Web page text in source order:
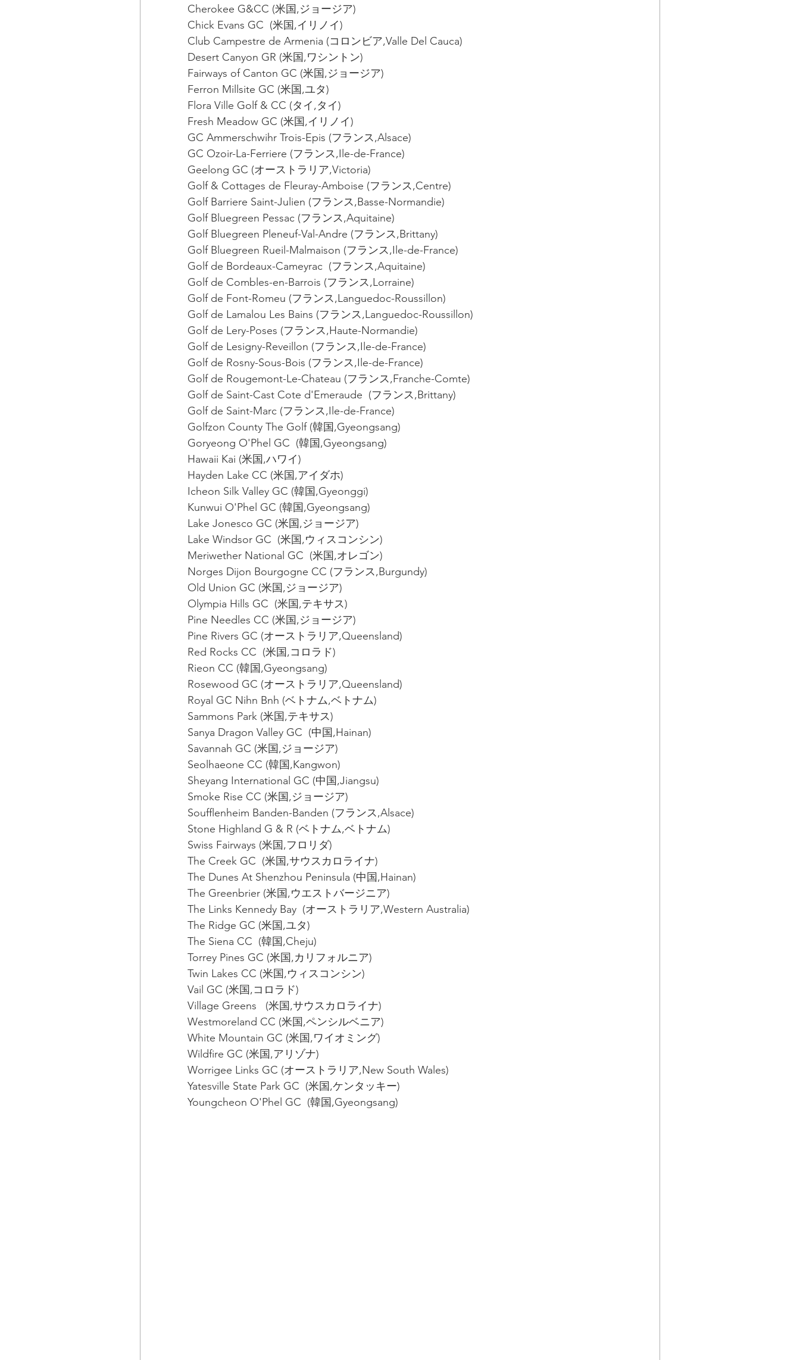
Cherokee G&CC (米国,ジョージア)
Chick Evans GC  (米国,イリノイ)
Club Campestre de Armenia (コロンビア,Valle Del Cauca)
Desert Canyon GR (米国,ワシントン)
Fairways of Canton GC (米国,ジョージア)
Ferron Millsite GC (米国,ユタ)
Flora Ville Golf & CC (タイ,タイ)
Fresh Meadow GC (米国,イリノイ)
GC Ammerschwihr Trois-Epis (フランス,Alsace)
GC Ozoir-La-Ferriere (フランス,Ile-de-France)
Geelong GC (オーストラリア,Victoria)
Golf & Cottages de Fleuray-Amboise (フランス,Centre)
Golf Barriere Saint-Julien (フランス,Basse-Normandie)
Golf Bluegreen Pessac (フランス,Aquitaine)
Golf Bluegreen Pleneuf-Val-Andre (フランス,Brittany)
Golf Bluegreen Rueil-Malmaison (フランス,Ile-de-France)
Golf de Bordeaux-Cameyrac  (フランス,Aquitaine)
Golf de Combles-en-Barrois (フランス,Lorraine)
Golf de Font-Romeu (フランス,Languedoc-Roussillon)
Golf de Lamalou Les Bains (フランス,Languedoc-Roussillon)
Golf de Lery-Poses (フランス,Haute-Normandie)
Golf de Lesigny-Reveillon (フランス,Ile-de-France)
Golf de Rosny-Sous-Bois (フランス,Ile-de-France)
Golf de Rougemont-Le-Chateau (フランス,Franche-Comte)
Golf de Saint-Cast Cote d'Emeraude  (フランス,Brittany)
Golf de Saint-Marc (フランス,Ile-de-France)
Golfzon County The Golf (韓国,Gyeongsang)
Goryeong O'Phel GC  (韓国,Gyeongsang)
Hawaii Kai (米国,ハワイ)
Hayden Lake CC (米国,アイダホ)
Icheon Silk Valley GC (韓国,Gyeonggi)
Kunwui O'Phel GC (韓国,Gyeongsang)
Lake Jonesco GC (米国,ジョージア)
Lake Windsor GC  (米国,ウィスコンシン)
Meriwether National GC  (米国,オレゴン)
Norges Dijon Bourgogne CC (フランス,Burgundy)
Old Union GC (米国,ジョージア)
Olympia Hills GC  (米国,テキサス)
Pine Needles CC (米国,ジョージア)
Pine Rivers GC (オーストラリア,Queensland)
Red Rocks CC  (米国,コロラド)
Rieon CC (韓国,Gyeongsang)
Rosewood GC (オーストラリア,Queensland)
Royal GC Nihn Bnh (ベトナム,ベトナム)
Sammons Park (米国,テキサス)
Sanya Dragon Valley GC  (中国,Hainan)
Savannah GC (米国,ジョージア)
Seolhaeone CC (韓国,Kangwon)
Sheyang International GC (中国,Jiangsu)
Smoke Rise CC (米国,ジョージア)
Soufflenheim Banden-Banden (フランス,Alsace)
Stone Highland G & R (ベトナム,ベトナム)
Swiss Fairways (米国,フロリダ)
The Creek GC  (米国,サウスカロライナ)
The Dunes At Shenzhou Peninsula (中国,Hainan)
The Greenbrier (米国,ウエストバージニア)
The Links Kennedy Bay  (オーストラリア,Western Australia)
The Ridge GC (米国,ユタ)
The Siena CC  (韓国,Cheju)
Torrey Pines GC (米国,カリフォルニア)
Twin Lakes CC (米国,ウィスコンシン)
Vail GC (米国,コロラド)
Village Greens   (米国,サウスカロライナ)
Westmoreland CC (米国,ペンシルベニア)
White Mountain GC (米国,ワイオミング)
Wildfire GC (米国,アリゾナ)
Worrigee Links GC (オーストラリア,New South Wales)
Yatesville State Park GC  (米国,ケンタッキー)
Youngcheon O'Phel GC  (韓国,Gyeongsang)